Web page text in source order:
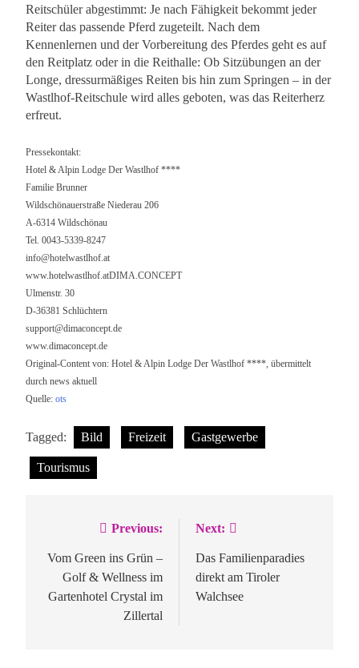
Reitschüler abgestimmt: Je nach Fähigkeit bekommt jeder
Reiter das passende Pferd zugeteilt. Nach dem
Kennenlernen und der Vorbereitung des Pferdes geht es auf
den Reitplatz oder in die Reithalle: Ob Sitzübungen an der
Longe, dressurmäßiges Reiten bis hin zum Springen – in der
Wastlhof-Reitschule wird alles geboten, was das Reiterherz
erfreut.
Pressekontakt:
Hotel & Alpin Lodge Der Wastlhof ****
Familie Brunner
Wildschönauerstraße Niederau 206
A-6314 Wildschönau
Tel. 0043-5339-8247
info@hotelwastlhof.at
www.hotelwastlhof.atDIMA.CONCEPT
Ulmenstr. 30
D-36381 Schlüchtern
support@dimaconcept.de
www.dimaconcept.de
Original-Content von: Hotel & Alpin Lodge Der Wastlhof ****, übermittelt
durch news aktuell
Quelle: ots
Tagged: Bild Freizeit Gastgewerbe
Tourismus
Beitragsnavigation
Previous:
Vom Green ins Grün –
Golf & Wellness im
Gartenhotel Crystal im
Zillertal
Next:
Das Familienparadies
direkt am Tiroler
Walchsee